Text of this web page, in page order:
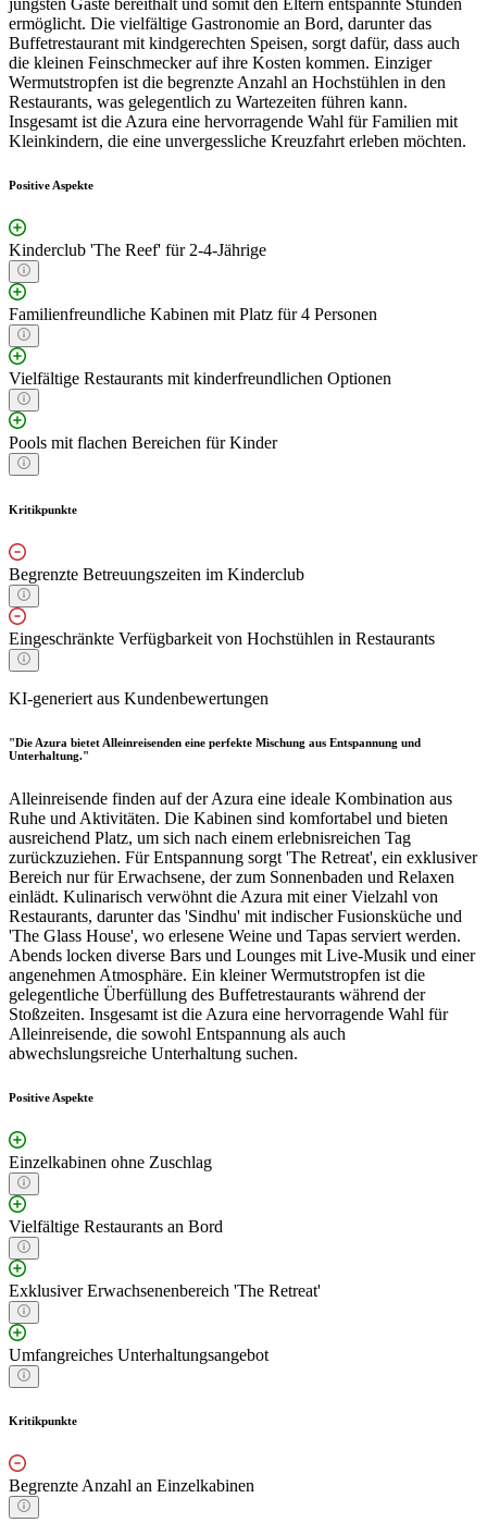
ermöglicht. Die vielfältige Gastronomie an Bord, darunter das
Buffetrestaurant mit kindgerechten Speisen, sorgt dafür, dass auch
die kleinen Feinschmecker auf ihre Kosten kommen. Einziger
Wermutstropfen ist die begrenzte Anzahl an Hochstühlen in den
Restaurants, was gelegentlich zu Wartezeiten führen kann.
Insgesamt ist die Azura eine hervorragende Wahl für Familien mit
Kleinkindern, die eine unvergessliche Kreuzfahrt erleben möchten.
Positive Aspekte
Kinderclub 'The Reef' für 2-4-Jährige
Familienfreundliche Kabinen mit Platz für 4 Personen
Vielfältige Restaurants mit kinderfreundlichen Optionen
Pools mit flachen Bereichen für Kinder
Kritikpunkte
Begrenzte Betreuungszeiten im Kinderclub
Eingeschränkte Verfügbarkeit von Hochstühlen in Restaurants
KI-generiert aus Kundenbewertungen
"Die Azura bietet Alleinreisenden eine perfekte Mischung aus Entspannung und
Unterhaltung."
Alleinreisende finden auf der Azura eine ideale Kombination aus
Ruhe und Aktivitäten. Die Kabinen sind komfortabel und bieten
ausreichend Platz, um sich nach einem erlebnisreichen Tag
zurückzuziehen. Für Entspannung sorgt 'The Retreat', ein exklusiver
Bereich nur für Erwachsene, der zum Sonnenbaden und Relaxen
einlädt. Kulinarisch verwöhnt die Azura mit einer Vielzahl von
Restaurants, darunter das 'Sindhu' mit indischer Fusionsküche und
'The Glass House', wo erlesene Weine und Tapas serviert werden.
Abends locken diverse Bars und Lounges mit Live-Musik und einer
angenehmen Atmosphäre. Ein kleiner Wermutstropfen ist die
gelegentliche Überfüllung des Buffetrestaurants während der
Stoßzeiten. Insgesamt ist die Azura eine hervorragende Wahl für
Alleinreisende, die sowohl Entspannung als auch
abwechslungsreiche Unterhaltung suchen.
Positive Aspekte
Einzelkabinen ohne Zuschlag
Vielfältige Restaurants an Bord
Exklusiver Erwachsenenbereich 'The Retreat'
Umfangreiches Unterhaltungsangebot
Kritikpunkte
Begrenzte Anzahl an Einzelkabinen